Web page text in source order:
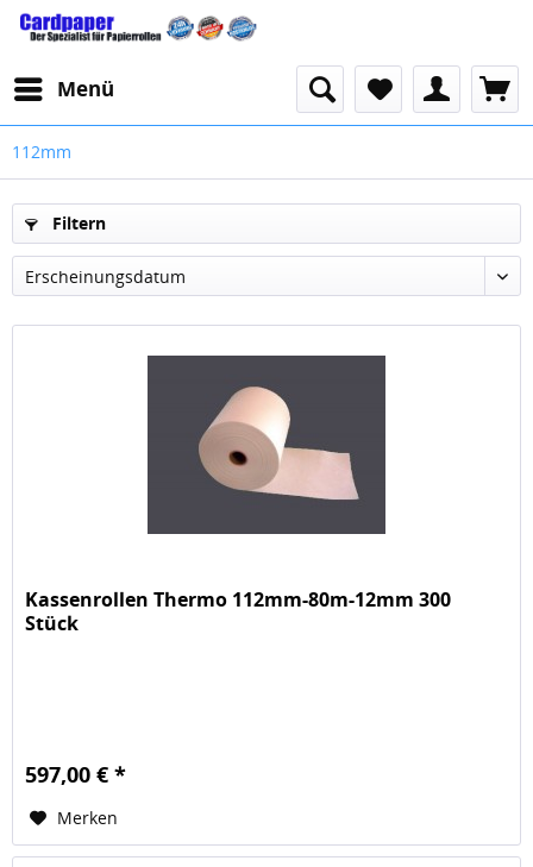
Menü
112mm
Filtern
Erscheinungsdatum
Kassenrollen Thermo 112mm-80m-12mm 300
Stück
597,00 € *
Merken